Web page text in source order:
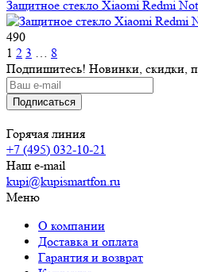
Защитное стекло Xiaomi Redmi
490
1 2 3 … 8
Подпишитесь! Новинки, скидки,
Горячая линия
+7 (495) 032-10-21
Наш e-mail
kupi@kupismartfon.ru
Меню
О компании
Доставка и оплата
Гарантия и возврат